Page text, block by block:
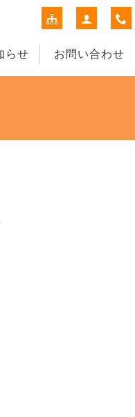
らせ お問い合わせ